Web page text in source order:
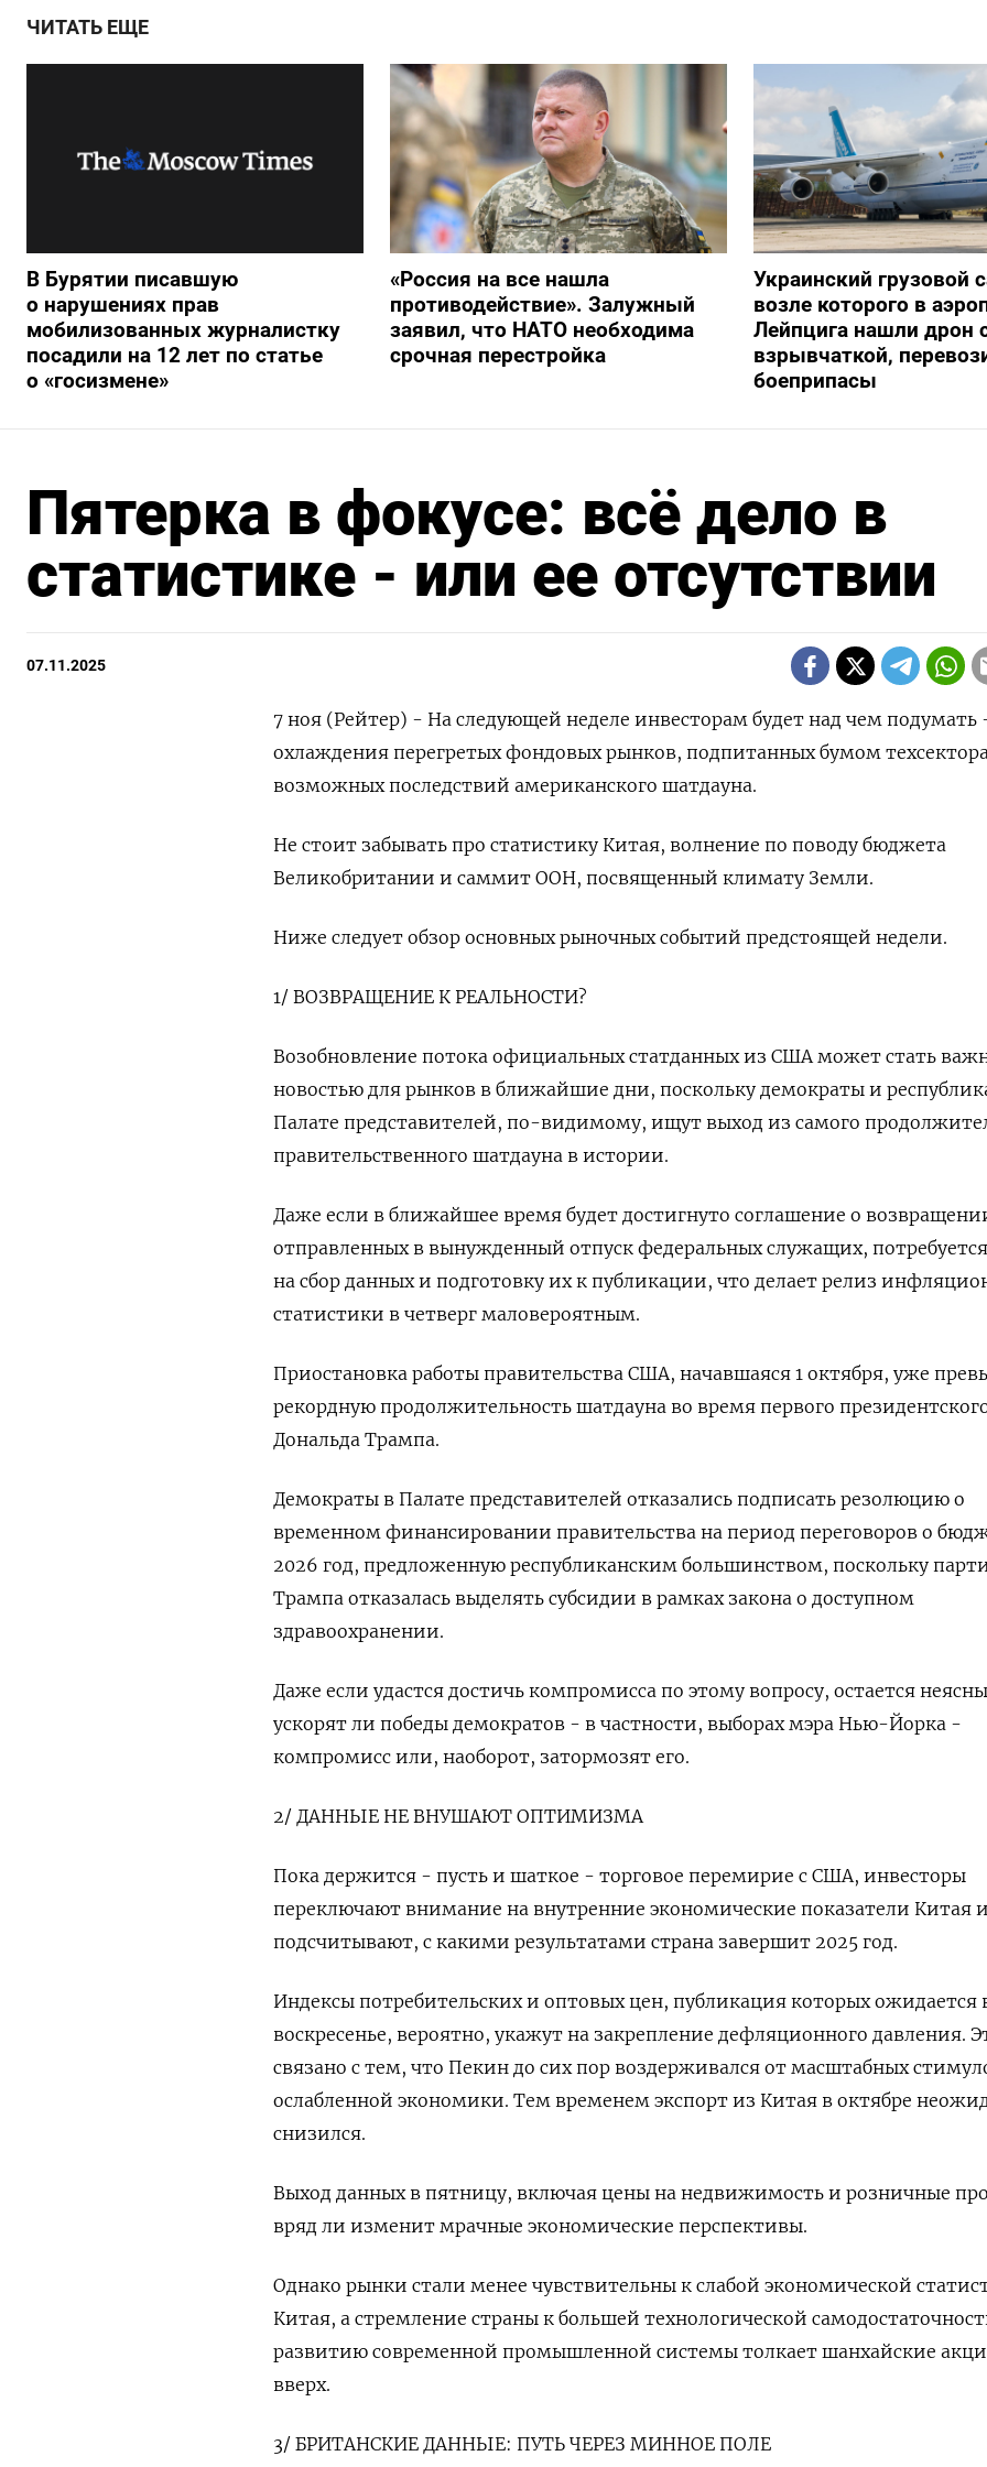
ЧИТАТЬ ЕЩЕ
В Бурятии писавшую
о нарушениях прав
мобилизованных журналистку
посадили на 12 лет по статье
о «госизмене»
«Россия на все нашла
противодействие». Залужный
заявил, что НАТО необходима
срочная перестройка
Украинский грузовой
возле которого в
Лейпцига нашли дрон
взрывчаткой,
боеприпасы
Пятерка в фокусе: всё дело в
статистике - или ее отсутствии
07.11.2025
7 ноя (Рейтер) - На следующей неделе инвесторам будет над чем
охлаждения перегретых фондовых рынков, подпитанных бумом
возможных последствий американского шатдауна.
Не стоит забывать про статистику Китая, волнение по поводу бюджета
Великобритании и саммит ООН, посвященный климату Земли.
Ниже следует обзор основных рыночных событий предстоящей недели.
1/ ВОЗВРАЩЕНИЕ К РЕАЛЬНОСТИ?
Возобновление потока официальных статданных из США может стать
новостью для рынков в ближайшие дни, поскольку демократы и
Палате представителей, по-видимому, ищут выход из самого
правительственного шатдауна в истории.
Даже если в ближайшее время будет достигнуто соглашение о
отправленных в вынужденный отпуск федеральных служащих,
на сбор данных и подготовку их к публикации, что делает релиз
статистики в четверг маловероятным.
Приостановка работы правительства США, начавшаяся 1 октября, уже
рекордную продолжительность шатдауна во время первого
Дональда Трампа.
Демократы в Палате представителей отказались подписать резолюцию о
временном финансировании правительства на период переговоров о
2026 год, предложенную республиканским большинством, поскольку
Трампа отказалась выделять субсидии в рамках закона о доступном
здравоохранении.
Даже если удастся достичь компромисса по этому вопросу, остается
ускорят ли победы демократов - в частности, выборах мэра Нью-Йорка -
компромисс или, наоборот, затормозят его.
2/ ДАННЫЕ НЕ ВНУШАЮТ ОПТИМИЗМА
Пока держится - пусть и шаткое - торговое перемирие с США, инвесторы
переключают внимание на внутренние экономические показатели Китая и
подсчитывают, с какими результатами страна завершит 2025 год.
Индексы потребительских и оптовых цен, публикация которых ожидается
воскресенье, вероятно, укажут на закрепление дефляционного давления.
связано с тем, что Пекин до сих пор воздерживался от масштабных
ослабленной экономики. Тем временем экспорт из Китая в октябре
снизился.
Выход данных в пятницу, включая цены на недвижимость и розничные
вряд ли изменит мрачные экономические перспективы.
Однако рынки стали менее чувствительны к слабой экономической
Китая, а стремление страны к большей технологической
развитию современной промышленной системы толкает шанхайские
вверх.
3/ БРИТАНСКИЕ ДАННЫЕ: ПУТЬ ЧЕРЕЗ МИННОЕ ПОЛЕ